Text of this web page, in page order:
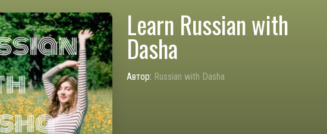
Learn Russian with
Dasha
Автор: Russian with Dasha